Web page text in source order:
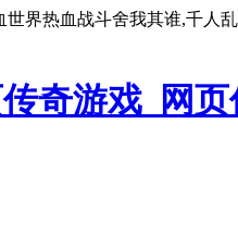
世界热血战斗舍我其谁,千人